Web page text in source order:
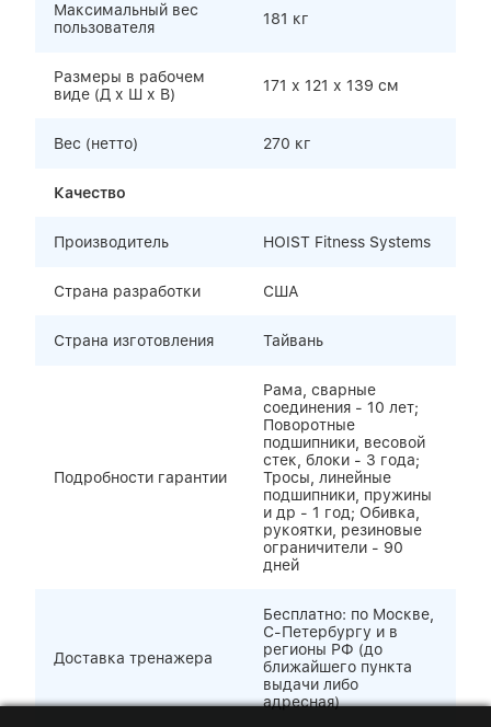
Максимальный вес
пользователя
181 кг
Размеры в рабочем
виде (Д х Ш х В)
171 х 121 х 139 cм
Вес (нетто) 270 кг
Качество
Производитель HOIST Fitness Systems
Страна разработки США
Страна изготовления Тайвань
Подробности гарантии
Рама, сварные
соединения - 10 лет;
Поворотные
подшипники, весовой
стек, блоки - 3 года;
Тросы, линейные
подшипники, пружины
и др - 1 год; Обивка,
рукоятки, резиновые
ограничители - 90
дней
Доставка тренажера
Бесплатно: по Москве,
С-Петербургу и в
регионы РФ (до
ближайшего пункта
выдачи либо
адресная)